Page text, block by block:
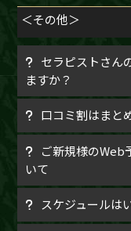
＜その他＞
セラピストさん
ますか？
口コミ割はまと
ご新規様のWeb
いて
スケジュールは